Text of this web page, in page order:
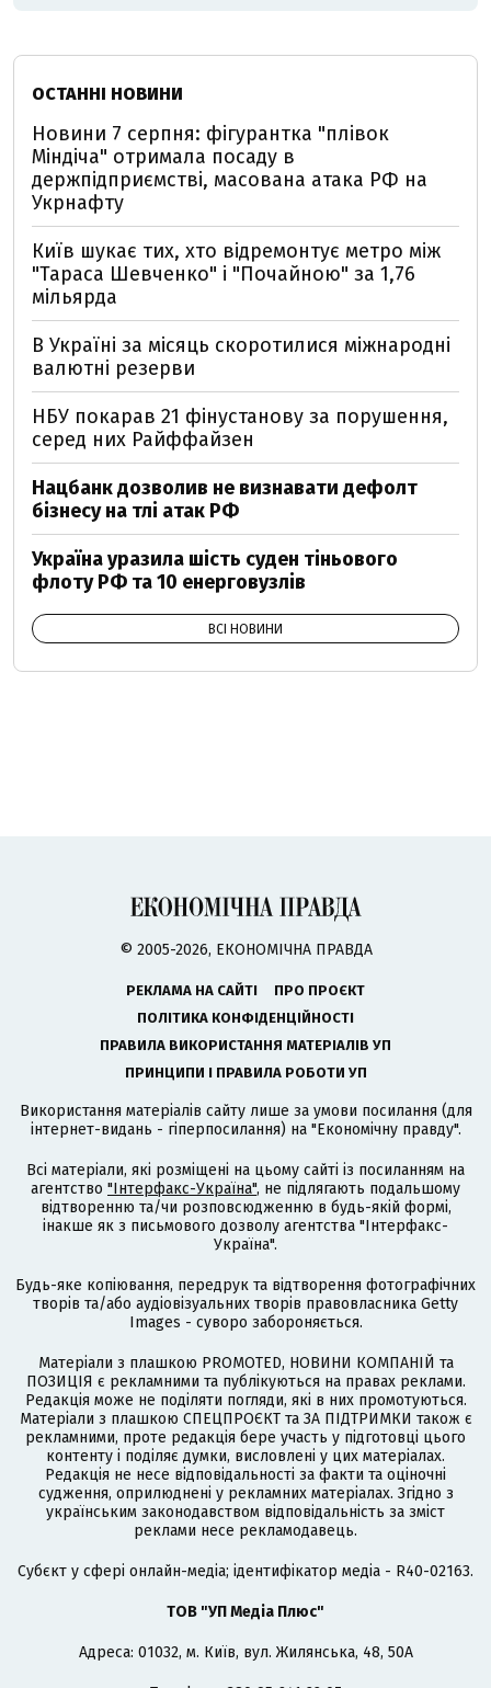
ОСТАННІ НОВИНИ
Новини 7 серпня: фігурантка "плівок
Міндіча" отримала посаду в
держпідприємстві, масована атака РФ на
Укрнафту
Київ шукає тих, хто відремонтує метро між
"Тараса Шевченко" і "Почайною" за 1,76
мільярда
В Україні за місяць скоротилися міжнародні
валютні резерви
НБУ покарав 21 фінустанову за порушення,
серед них Райффайзен
Нацбанк дозволив не визнавати дефолт
бізнесу на тлі атак РФ
Україна уразила шість суден тіньового
флоту РФ та 10 енерговузлів
ВСІ НОВИНИ
© 2005-2026, ЕКОНОМІЧНА ПРАВДА
РЕКЛАМА НА САЙТІ
ПРО ПРОЄКТ
ПОЛІТИКА КОНФІДЕНЦІЙНОСТІ
ПРАВИЛА ВИКОРИСТАННЯ МАТЕРІАЛІВ УП
ПРИНЦИПИ І ПРАВИЛА РОБОТИ УП
Використання матеріалів сайту лише за умови посилання (для
інтернет-видань - гіперпосилання) на "Економічну правду".
Всі матеріали, які розміщені на цьому сайті із посиланням на
агентство "Інтерфакс-Україна", не підлягають подальшому
відтворенню та/чи розповсюдженню в будь-якій формі,
інакше як з письмового дозволу агентства "Інтерфакс-
Україна".
Будь-яке копіювання, передрук та відтворення фотографічних
творів та/або аудіовізуальних творів правовласника Getty
Images - суворо забороняється.
Матеріали з плашкою PROMOTED, НОВИНИ КОМПАНІЙ та
ПОЗИЦІЯ є рекламними та публікуються на правах реклами.
Редакція може не поділяти погляди, які в них промотуються.
Матеріали з плашкою СПЕЦПРОЄКТ та ЗА ПІДТРИМКИ також є
рекламними, проте редакція бере участь у підготовці цього
контенту і поділяє думки, висловлені у цих матеріалах.
Редакція не несе відповідальності за факти та оціночні
судження, оприлюднені у рекламних матеріалах. Згідно з
українським законодавством відповідальність за зміст
реклами несе рекламодавець.
Cубєкт у сфері онлайн-медіа; ідентифікатор медіа - R40-02163.
ТОВ "УП Медіа Плюс"
Адреса: 01032, м. Київ, вул. Жилянська, 48, 50А